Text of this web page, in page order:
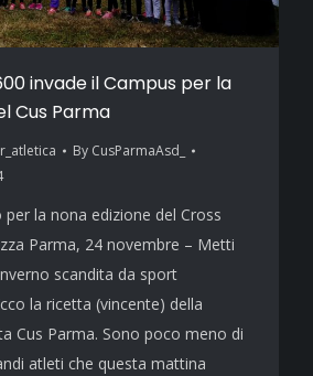
invade il Campus per la
Cus Parma
By CusParmaAsd_
per la nona edizione del Cross
Parma, 24 novembre – Metti
scandita da sport
la ricetta (vincente) della
Cus Parma. Sono poco meno di
atleti che questa mattina